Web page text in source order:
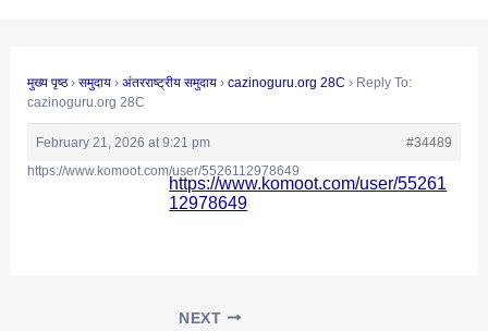
मुख्य पृष्ठ › समुदाय › अंतरराष्ट्रीय समुदाय › cazinoguru.org 28C › Reply To:
cazinoguru.org 28C
February 21, 2026 at 9:21 pm
#34489
https://www.komoot.com/user/5526112978649
https://www.komoot.com/user/55261
12978649
NEXT